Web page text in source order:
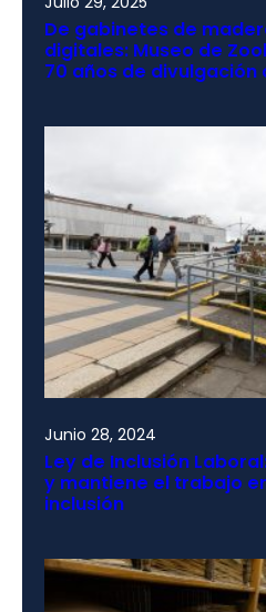
De gabinetes de
digitales: Museo de
70 años de
Junio 28, 2024
Ley de Inclusión
y mantiene el trabajo
inclusión